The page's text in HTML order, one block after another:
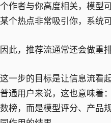
个作者与你高度相关，模型
某个热点非常吸引你，系统
因此，推荐流通常还会做重
这一步的目标是让信息流看
普通用户来说，这也意味着
数榜，而是模型评分、产品